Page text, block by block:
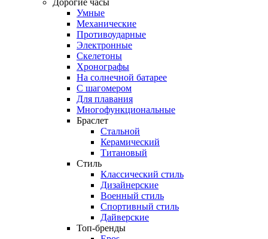
Дорогие часы
Умные
Механические
Противоударные
Электронные
Скелетоны
Хронографы
На солнечной батарее
С шагомером
Для плавания
Многофункциональные
Браслет
Стальной
Керамический
Титановый
Стиль
Классический стиль
Дизайнерские
Военный стиль
Спортивный стиль
Дайверские
Топ-бренды